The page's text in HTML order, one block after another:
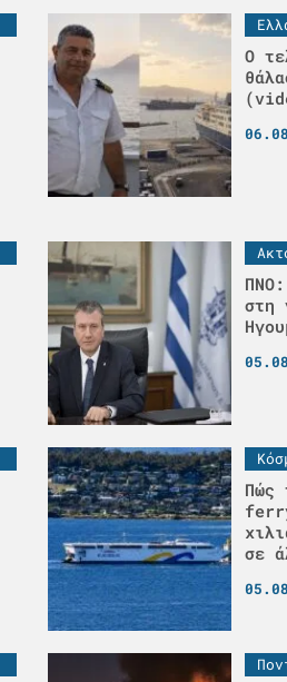
Ο
ΠΝΟ:
στη
Πώς
σε